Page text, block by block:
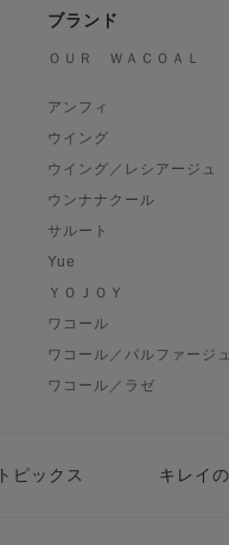
ブランド
ＯＵＲ ＷＡＣＯＡＬ
アンフィ
ウイング
ウイング／レシアージュ
ウンナナクール
サルート
Yue
ＹＯＪＯＹ
ワコール
ワコール／パルファージュ
ワコール／ラゼ
トピックス キレイ